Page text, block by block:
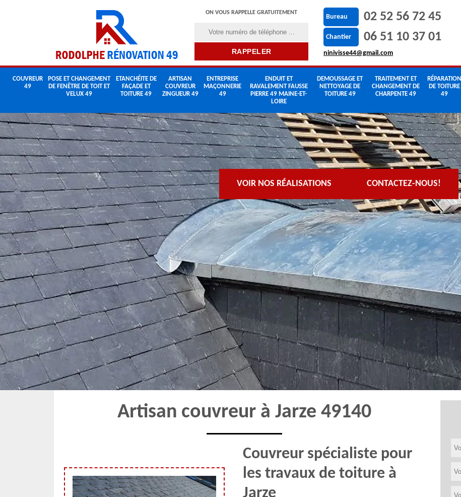
ON VOUS RAPPELLE GRATUITEMENT
Bureau 02 52 56 72 45
Chantier 06 51 10 37 01
ninivisse44@gmail.com
COUVREUR
49
POSE ET CHANGEMENT
DE FENÊTRE DE TOIT ET
VELUX 49
ETANCHÉITE DE
FAÇADE ET
TOITURE 49
ARTISAN
COUVREUR
ZINGUEUR 49
ENTREPRISE
MAÇONNERIE
49
ENDUIT ET
RAVALEMENT FAUSSE
PIERRE 49 MAINE-ET-
LOIRE
DEMOUSSAGE ET
NETTOYAGE DE
TOITURE 49
TRAITEMENT ET
CHANGEMENT DE
CHARPENTE 49
RÉPARATION
DE TOITURE
49
VOIR NOS RÉALISATIONS CONTACTEZ-NOUS!
Artisan couvreur à Jarze 49140
Couvreur spécialiste pour
les travaux de toiture à
Jarze